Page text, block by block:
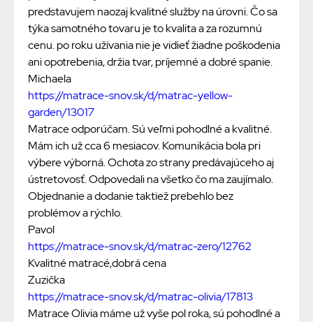
predstavujem naozaj kvalitné služby na úrovni. Čo sa
týka samotného tovaru je to kvalita a za rozumnú
cenu. po roku užívania nie je vidieť žiadne poškodenia
ani opotrebenia, držia tvar, príjemné a dobré spanie.
Michaela
https://matrace-snov.sk/d/matrac-yellow-
garden/13017
Matrace odporúčam. Sú veľmi pohodlné a kvalitné.
Mám ich už cca 6 mesiacov. Komunikácia bola pri
výbere výborná. Ochota zo strany predávajúceho aj
ústretovosť. Odpovedali na všetko čo ma zaujímalo.
Objednanie a dodanie taktiež prebehlo bez
problémov a rýchlo.
Pavol
https://matrace-snov.sk/d/matrac-zero/12762
Kvalitné matracé,dobrá cena
Zuzička
https://matrace-snov.sk/d/matrac-olivia/17813
Matrace Olivia máme už vyše pol roka, sú pohodlné a